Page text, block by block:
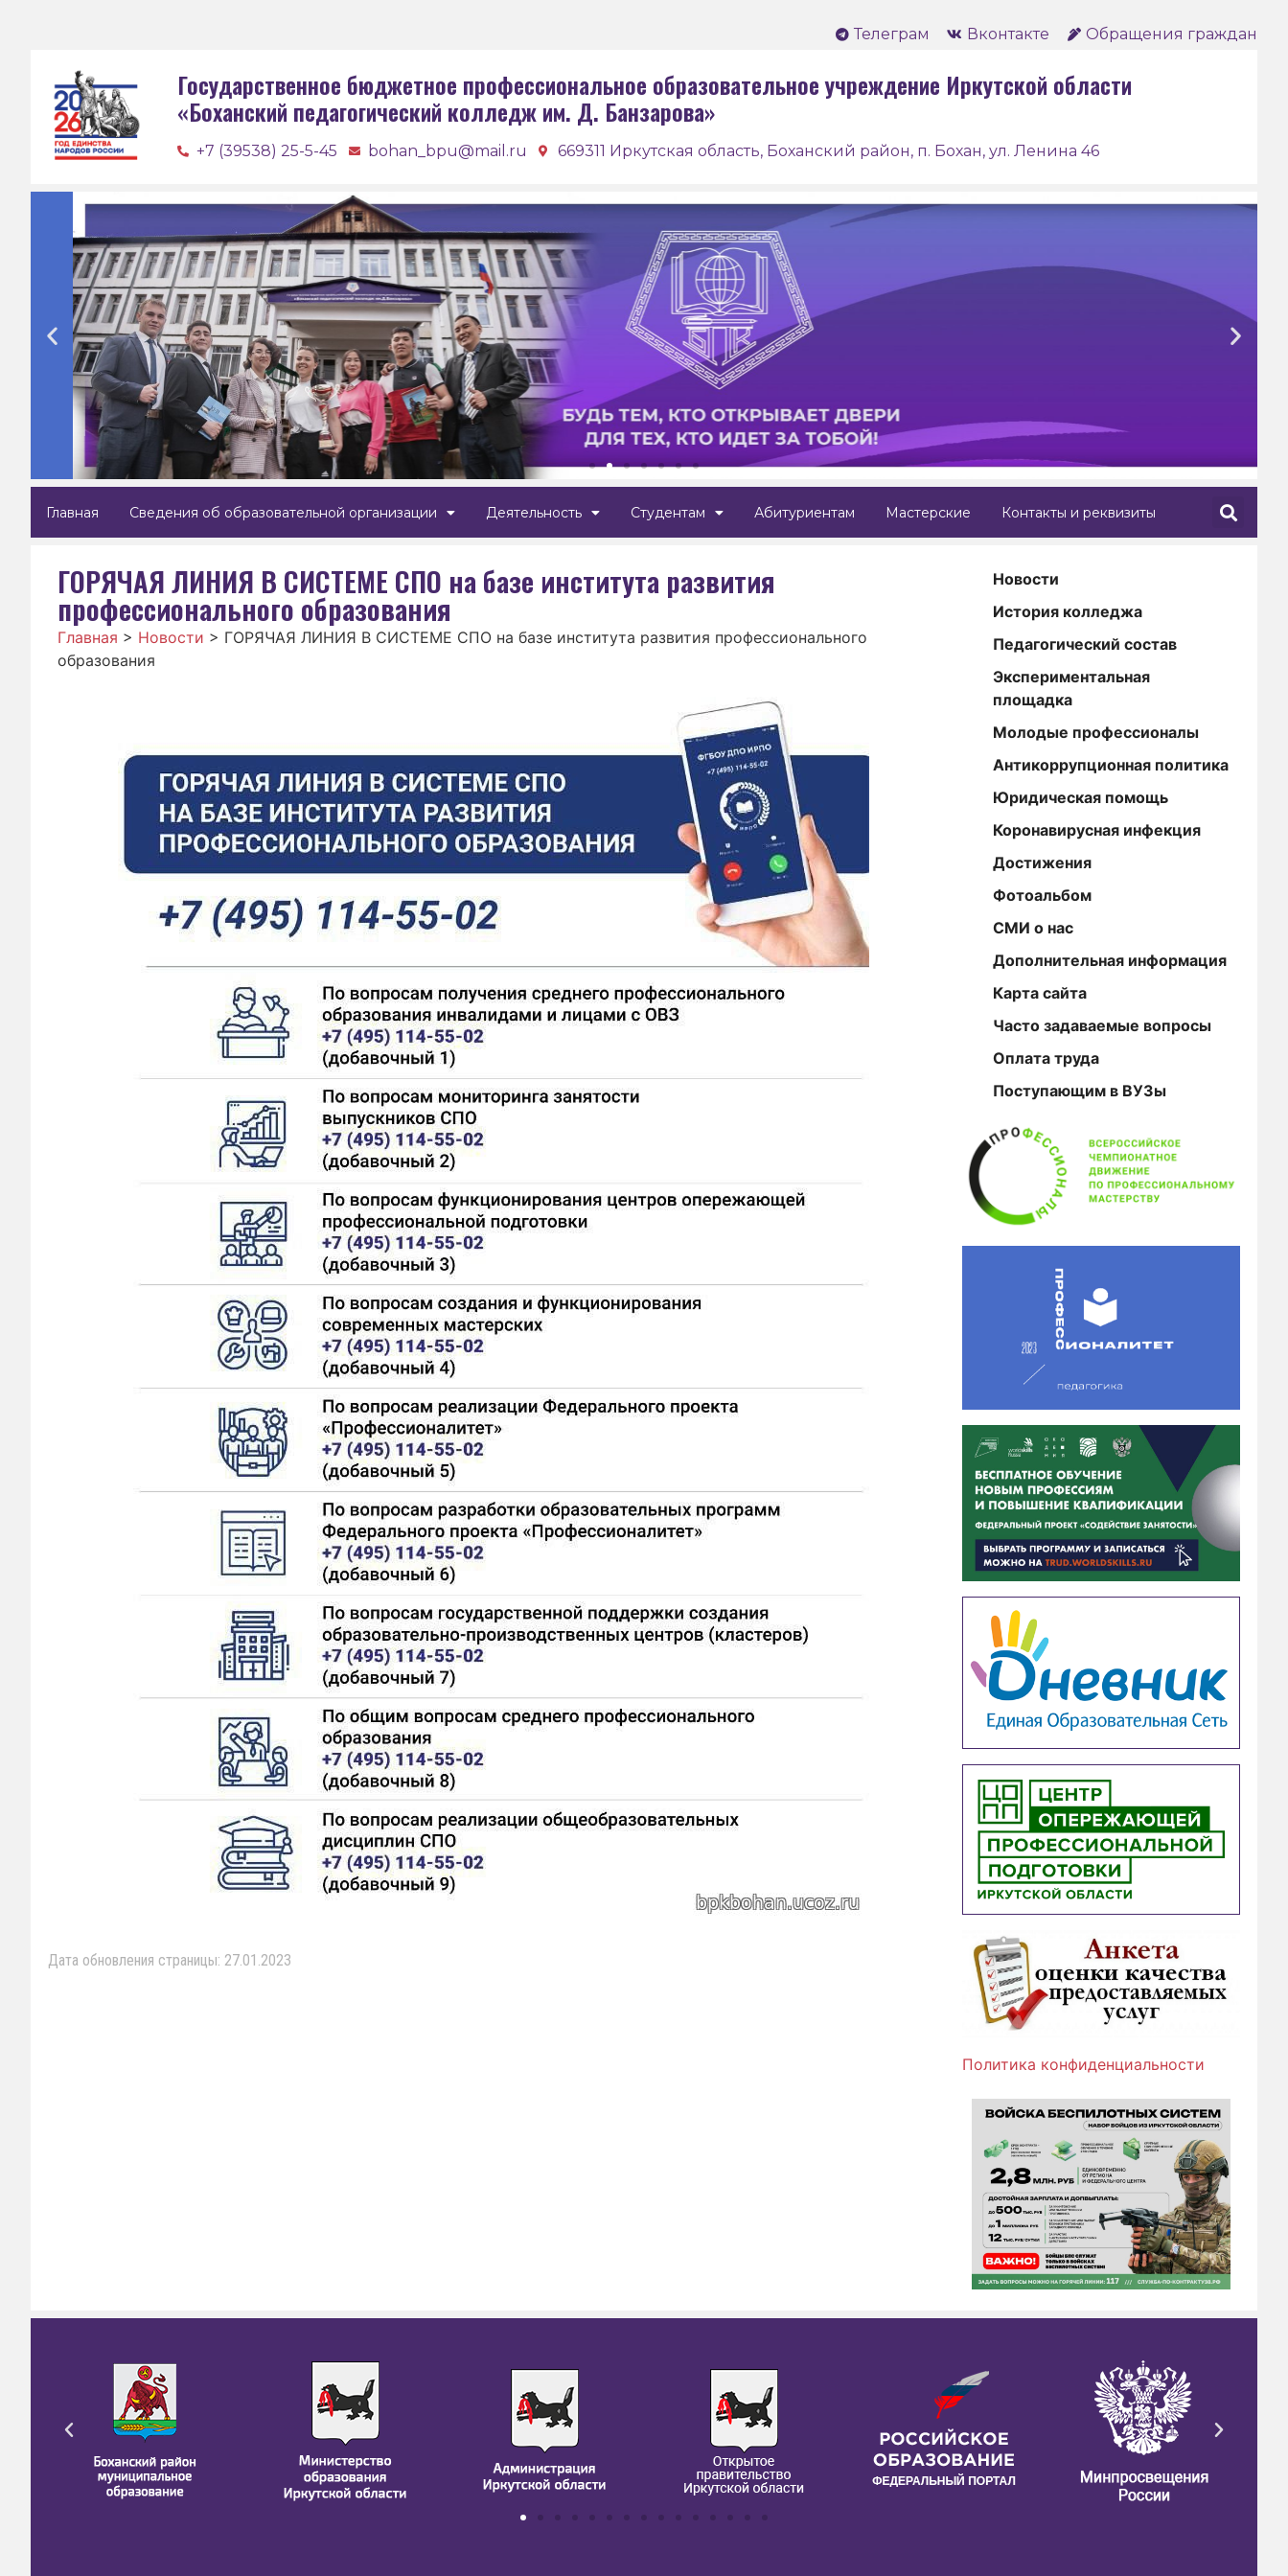
Телеграм Вконтакте Обращения граждан
Государственное бюджетное профессиональное образовательное учреждение Иркутской области
«Боханский педагогический колледж им. Д. Банзарова»
+7 (39538) 25-5-45 bohan_bpu@mail.ru 669311 Иркутская область, Боханский район, п. Бохан, ул. Ленина 46
Боханский педагогический
колледж им. Д. Банзарова
Главная Сведения об образовательной организации Деятельность Студентам Абитуриентам Мастерские Контакты и реквизиты
ГОРЯЧАЯ ЛИНИЯ В СИСТЕМЕ СПО на базе института развития
профессионального образования
Главная > Новости > ГОРЯЧАЯ ЛИНИЯ В СИСТЕМЕ СПО на базе института развития профессионального
образования
Дата обновления страницы: 27.01.2023
Новости
История колледжа
Педагогический состав
Экспериментальная
площадка
Молодые профессионалы
Антикоррупционная политика
Юридическая помощь
Коронавирусная инфекция
Достижения
Фотоальбом
СМИ о нас
Дополнительная информация
Карта сайта
Часто задаваемые вопросы
Оплата труда
Поступающим в ВУЗы
Политика конфиденциальности